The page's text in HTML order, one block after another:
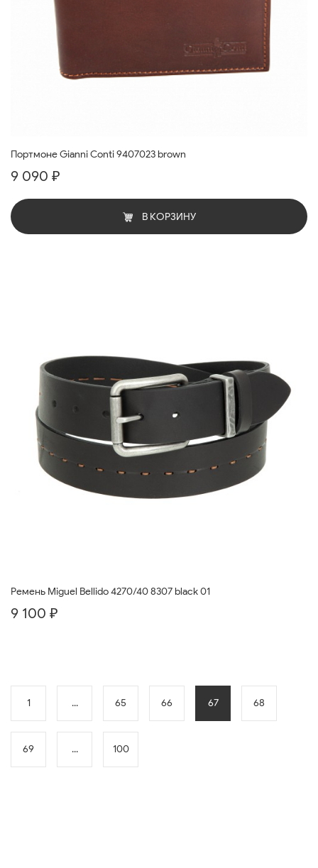
Портмоне Gianni Conti 9407023 brown
9 090 ₽
В КОРЗИНУ
Ремень Miguel Bellido 4270/40 8307 black 01
9 100 ₽
1 ... 65 66 67 68
69 ... 100